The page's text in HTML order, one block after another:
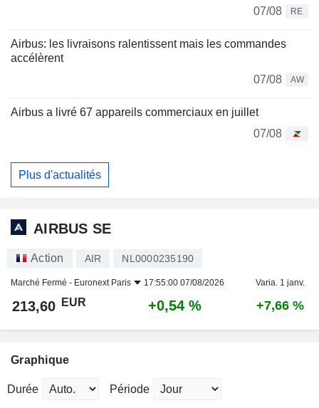
07/08
RE
Airbus: les livraisons ralentissent mais les commandes
accélèrent
07/08
AW
Airbus a livré 67 appareils commerciaux en juillet
07/08
Plus d'actualités
AIRBUS SE
Action AIR NL0000235190
Marché Fermé - Euronext Paris 17:55:00 07/08/2026 Varia. 1 janv.
213,60 EUR +0,54 % +7,66 %
Graphique
Durée Période